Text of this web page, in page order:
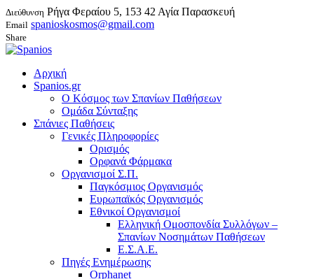
Διεύθυνση Ρήγα Φεραίου 5, 153 42 Αγία Παρασκευή
Email spanioskosmos@gmail.com
Share
Αρχική
Spanios.gr
Ο Κόσμος των Σπανίων Παθήσεων
Ομάδα Σύνταξης
Σπάνιες Παθήσεις
Γενικές Πληροφορίες
Ορισμός
Ορφανά Φάρμακα
Οργανισμοί Σ.Π.
Παγκόσμιος Οργανισμός
Ευρωπαϊκός Οργανισμός
Εθνικοί Οργανισμοί
Ελληνική Ομοσπονδία Συλλόγων –
Σπανίων Νοσημάτων Παθήσεων
Ε.Σ.Α.Ε.
Πηγές Ενημέρωσης
Orphanet